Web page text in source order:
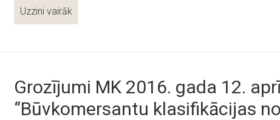
Uzzini vairāk
Grozījumi MK 2016. gada 12.
“Būvkomersantu klasifikācijas